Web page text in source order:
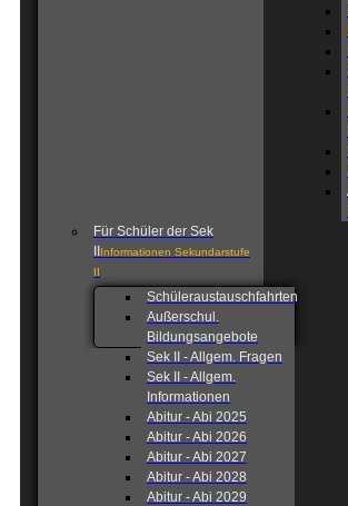
Für Schüler der Sek
Informationen Sekundarstufe
II
Schüleraustauschfahrten
Außerschul.
Bildungsangebote
Sek II - Allgem. Fragen
Sek II - Allgem.
Informationen
Abitur - Abi 2025
Abitur - Abi 2026
Abitur - Abi 2027
Abitur - Abi 2028
Abitur - Abi 2029